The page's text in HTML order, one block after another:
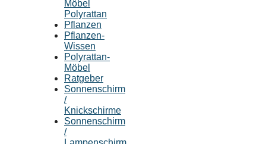
Möbel
Polyrattan
Pflanzen
Pflanzen-
Wissen
Polyrattan-
Möbel
Ratgeber
Sonnenschirm
/
Knickschirme
Sonnenschirm
/